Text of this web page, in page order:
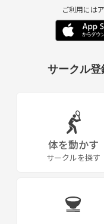
・勧誘・営業行為は禁止
・迷惑行為や他参加者
ご利用には
サークル登
体を動かす
サークルを探す